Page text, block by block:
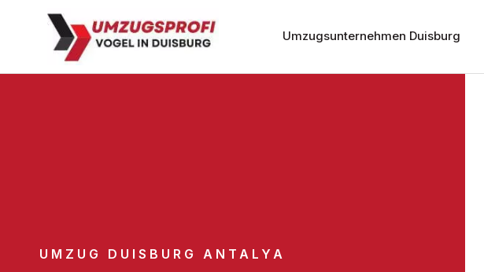
Umzugsunternehmen Duisburg
UMZUG DUISBURG ANTALYA